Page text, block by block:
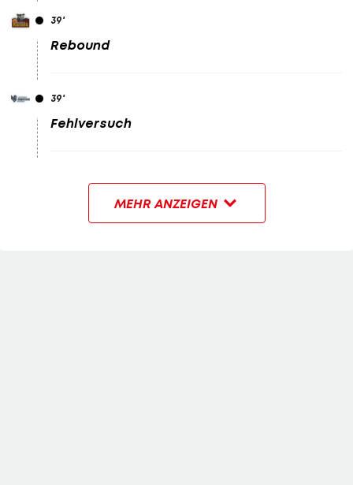
39'
Rebound
39'
Fehlversuch
MEHR ANZEIGEN